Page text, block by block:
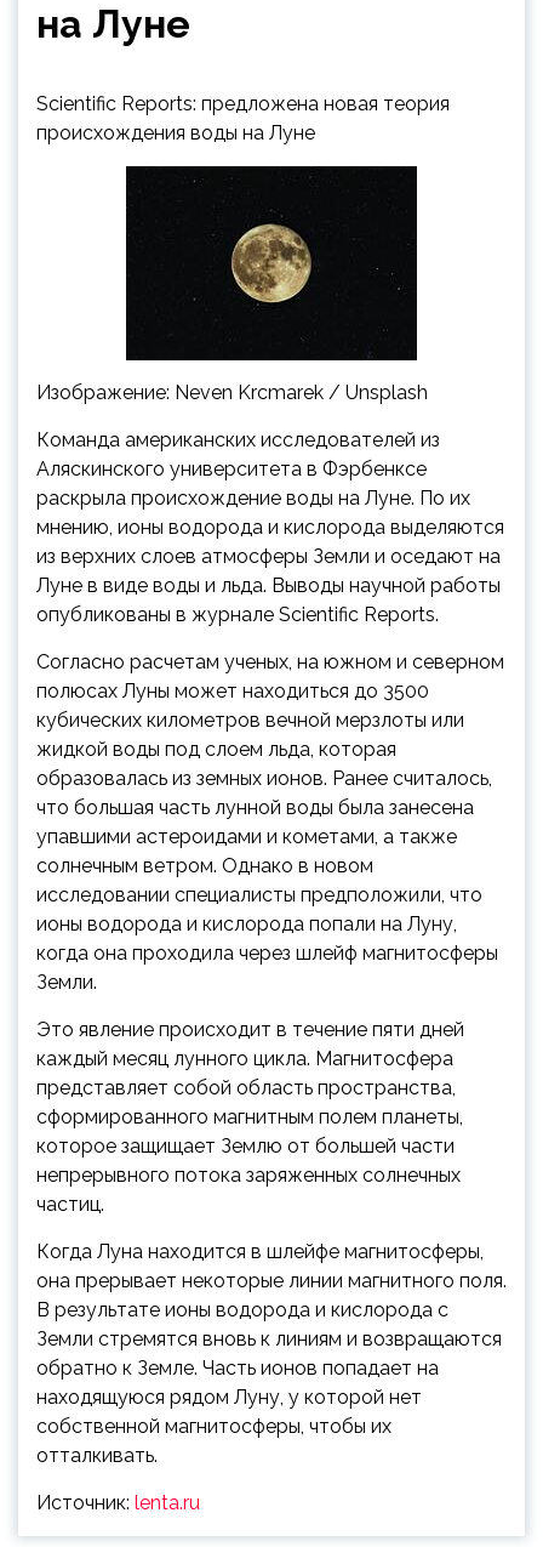
на Луне
Scientific Reports: предложена новая теория
происхождения воды на Луне
Изображение: Neven Krcmarek / Unsplash
Команда американских исследователей из
Аляскинского университета в Фэрбенксе
раскрыла происхождение воды на Луне. По их
мнению, ионы водорода и кислорода выделяются
из верхних слоев атмосферы Земли и оседают на
Луне в виде воды и льда. Выводы научной работы
опубликованы в журнале Scientific Reports.
Согласно расчетам ученых, на южном и северном
полюсах Луны может находиться до 3500
кубических километров вечной мерзлоты или
жидкой воды под слоем льда, которая
образовалась из земных ионов. Ранее считалось,
что большая часть лунной воды была занесена
упавшими астероидами и кометами, а также
солнечным ветром. Однако в новом
исследовании специалисты предположили, что
ионы водорода и кислорода попали на Луну,
когда она проходила через шлейф магнитосферы
Земли.
Это явление происходит в течение пяти дней
каждый месяц лунного цикла. Магнитосфера
представляет собой область пространства,
сформированного магнитным полем планеты,
которое защищает Землю от большей части
непрерывного потока заряженных солнечных
частиц.
Когда Луна находится в шлейфе магнитосферы,
она прерывает некоторые линии магнитного поля.
В результате ионы водорода и кислорода с
Земли стремятся вновь к линиям и возвращаются
обратно к Земле. Часть ионов попадает на
находящуюся рядом Луну, у которой нет
собственной магнитосферы, чтобы их
отталкивать.
Источник: lenta.ru